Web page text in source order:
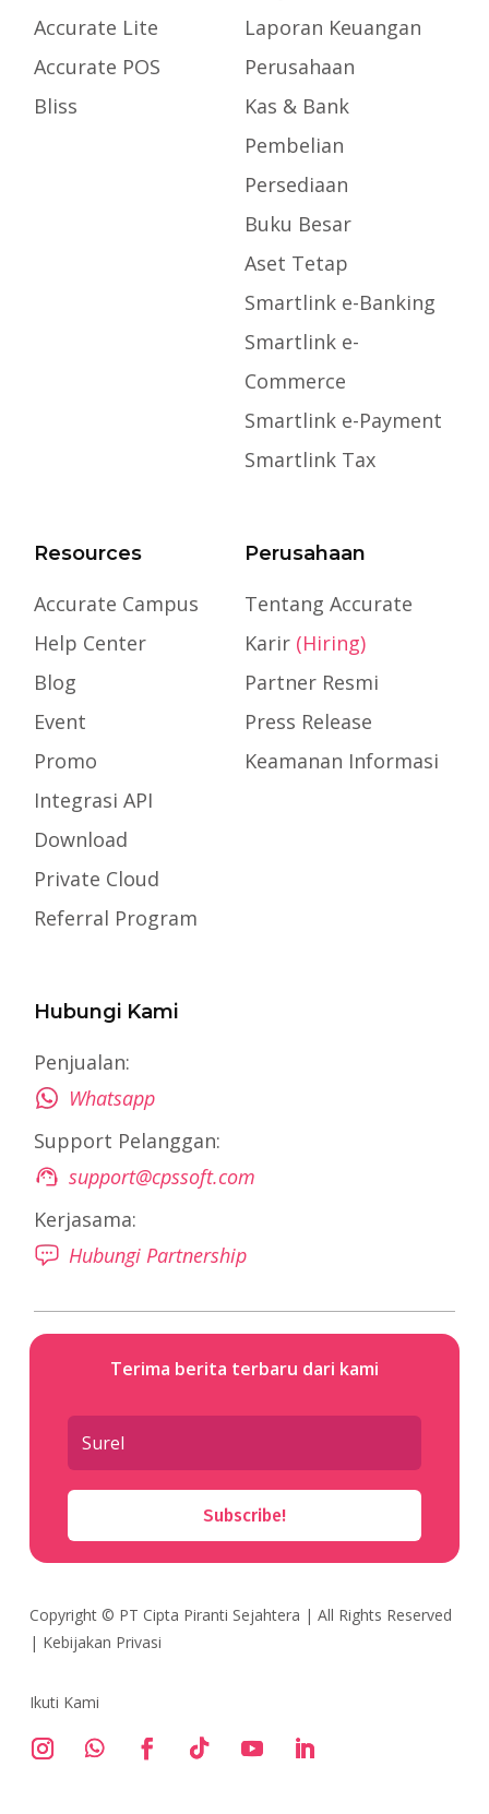
Accurate Lite
Accurate POS
Bliss
Laporan Keuangan
Perusahaan
Kas & Bank
Pembelian
Persediaan
Buku Besar
Aset Tetap
Smartlink e-Banking
Smartlink e-
Commerce
Smartlink e-Payment
Smartlink Tax
Resources
Accurate Campus
Help Center
Blog
Event
Promo
Integrasi API
Download
Private Cloud
Referral Program
Perusahaan
Tentang Accurate
Karir (Hiring)
Partner Resmi
Press Release
Keamanan Informasi
Hubungi Kami
Penjualan:
Whatsapp
Support Pelanggan:
support@cpssoft.com
Kerjasama:
Hubungi Partnership
Terima berita terbaru dari kami
Subscribe!
Copyright © PT Cipta Piranti Sejahtera | All Rights Reserved
| Kebijakan Privasi
Ikuti Kami